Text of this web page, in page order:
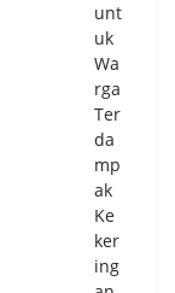
unt
uk
Wa
rga
Ter
da
mp
ak
Ke
ker
ing